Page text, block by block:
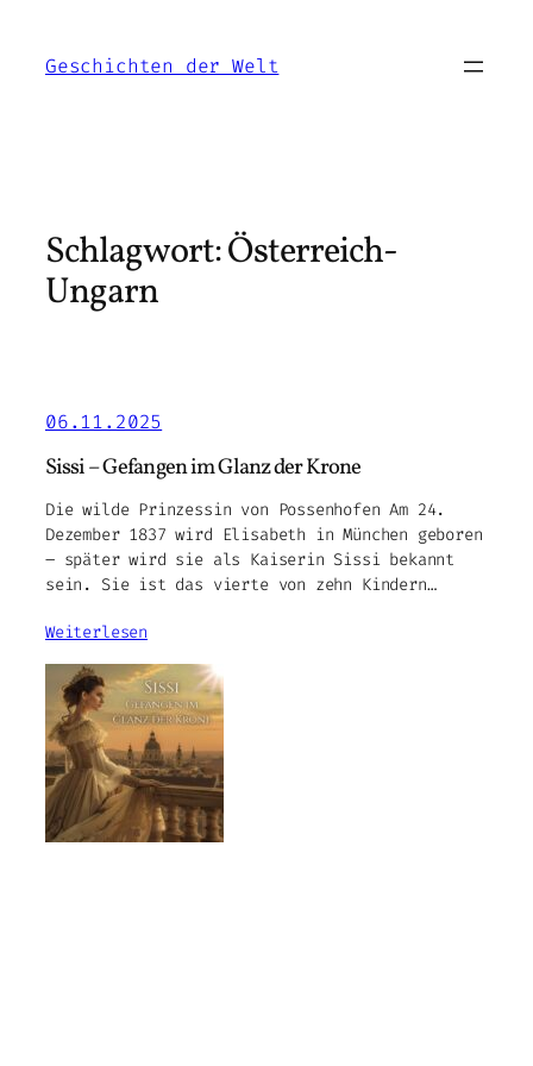
springen
Geschichten der Welt
Schlagwort:Österreich-
Ungarn
06.11.2025
Sissi – Gefangen im Glanz der Krone
Die wilde Prinzessin von Possenhofen Am 24.
Dezember 1837 wird Elisabeth in München geboren
– später wird sie als Kaiserin Sissi bekannt
sein. Sie ist das vierte von zehn Kindern…
Weiterlesen